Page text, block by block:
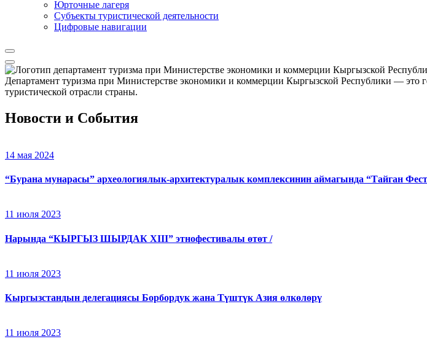
Юрточные лагеря
Cубъекты туристической деятельности
Цифровые навигации
Департамент туризма при Министерстве экономики и коммерции Кыргызской Республики — это
туристической отрасли страны.
Новости и События
14 мая 2024
“Бурана мунарасы” археологиялык-архитектуралык комплексинин аймагында “Тайган
11 июля 2023
Нарында “КЫРГЫЗ ШЫРДАК XIII” этнофестивалы өтөт /
11 июля 2023
Кыргызстандын делегациясы Борбордук жана Түштүк Азия өлкөлөрү
11 июля 2023